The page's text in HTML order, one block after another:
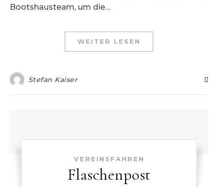
Bootshausteam, um die…
WEITER LESEN
Stefan Kaiser
VEREINSFAHREN
Flaschenpost